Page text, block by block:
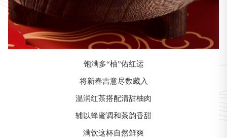
饱满多“柚”佑红运
将新春吉意尽数藏入
温润红茶搭配清甜柚肉
辅以蜂蜜调和茶韵香甜
满饮这杯自然鲜爽